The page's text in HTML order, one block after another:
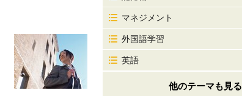
マネジメント
外国語学習
英語
他のテーマも見る